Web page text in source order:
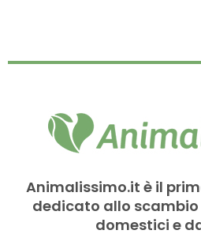
Animalissimo.it è il
dedicato allo
domestici e